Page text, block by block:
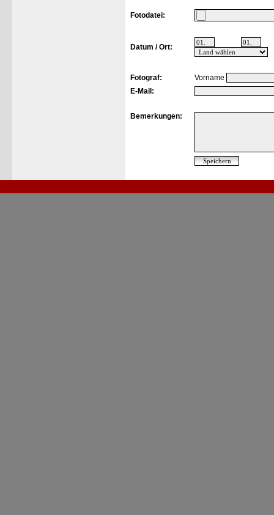
Fotodatei:
Datum / Ort:
Fotograf:
Vorname
E-Mail:
Bemerkungen: